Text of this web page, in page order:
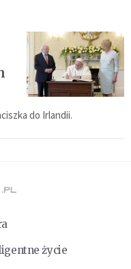
do Irlandii.
życie